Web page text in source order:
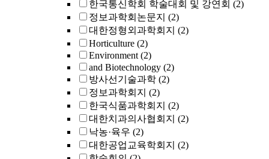
한국통신학회 학술대회 및 강연회 (2)
정보과학회논문지 (2)
대한정형외과학회지 (2)
Horticulture (2)
Environment (2)
and Biotechnology (2)
방사선기술과학 (2)
정보과학회지 (2)
한국식품과학회지 (2)
대한치과의사협회지 (2)
낙농·육우 (2)
대한공업교육학회지 (2)